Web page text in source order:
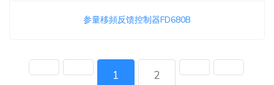
参量移頻反馈控制器FD680B
1 2